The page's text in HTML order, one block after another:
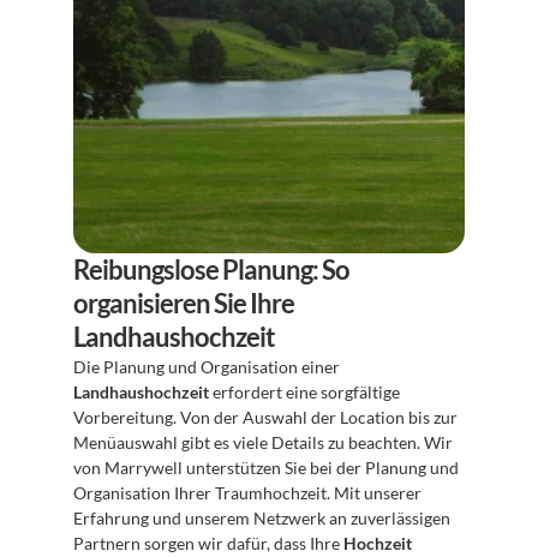
Reibungslose Planung: So
organisieren Sie Ihre
Landhaushochzeit
Landhaushochzeit erfordert eine sorgfältige
Vorbereitung. Von der Auswahl der Location bis zur
Menüauswahl gibt es viele Details zu beachten. Wir
von Marrywell unterstützen Sie bei der Planung und
Organisation Ihrer Traumhochzeit. Mit unserer
Erfahrung und unserem Netzwerk an zuverlässigen
Partnern sorgen wir dafür, dass Ihre Hochzeit